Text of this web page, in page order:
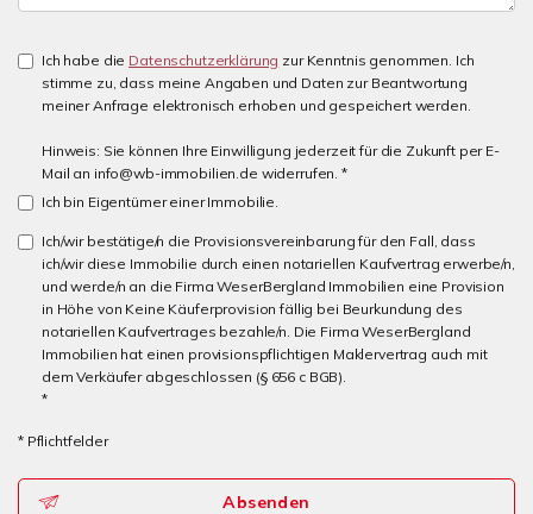
Ich habe die Datenschutzerklärung zur Kenntnis genommen. Ich
stimme zu, dass meine Angaben und Daten zur Beantwortung
meiner Anfrage elektronisch erhoben und gespeichert werden.
Hinweis: Sie können Ihre Einwilligung jederzeit für die Zukunft per E-
Mail an info@wb-immobilien.de widerrufen. *
Ich bin Eigentümer einer Immobilie.
Ich/wir bestätige/n die Provisionsvereinbarung für den Fall, dass
ich/wir diese Immobilie durch einen notariellen Kaufvertrag erwerbe/n,
und werde/n an die Firma WeserBergland Immobilien eine Provision
in Höhe von Keine Käuferprovision fällig bei Beurkundung des
notariellen Kaufvertrages bezahle/n. Die Firma WeserBergland
Immobilien hat einen provisionspflichtigen Maklervertrag auch mit
dem Verkäufer abgeschlossen (§ 656 c BGB).
*
* Pflichtfelder
Absenden